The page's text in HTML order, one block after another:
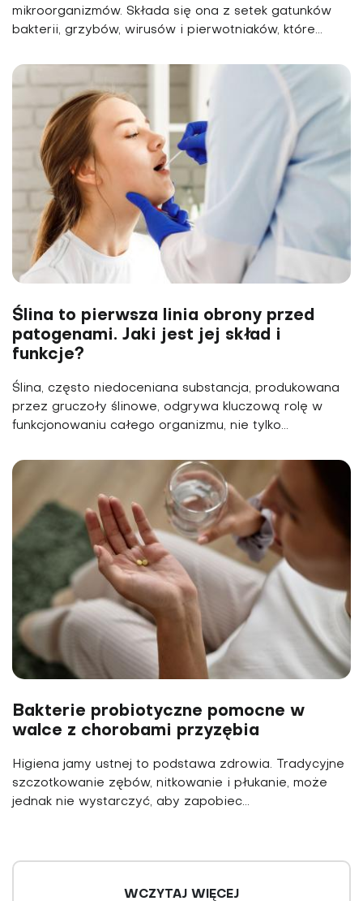
mikroorganizmów. Składa się ona z setek gatunków
bakterii, grzybów, wirusów i pierwotniaków, które...
Ślina to pierwsza linia obrony przed
patogenami. Jaki jest jej skład i
funkcje?
Ślina, często niedoceniana substancja, produkowana
przez gruczoły ślinowe, odgrywa kluczową rolę w
funkcjonowaniu całego organizmu, nie tylko...
Bakterie probiotyczne pomocne w
walce z chorobami przyzębia
Higiena jamy ustnej to podstawa zdrowia. Tradycyjne
szczotkowanie zębów, nitkowanie i płukanie, może
jednak nie wystarczyć, aby zapobiec...
WCZYTAJ WIĘCEJ